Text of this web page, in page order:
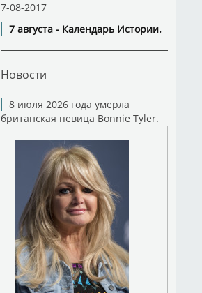
7-08-2017
7 августа - Календарь Истории.
Новости
8 июля 2026 года умерла
британская певица Bonnie Tyler.